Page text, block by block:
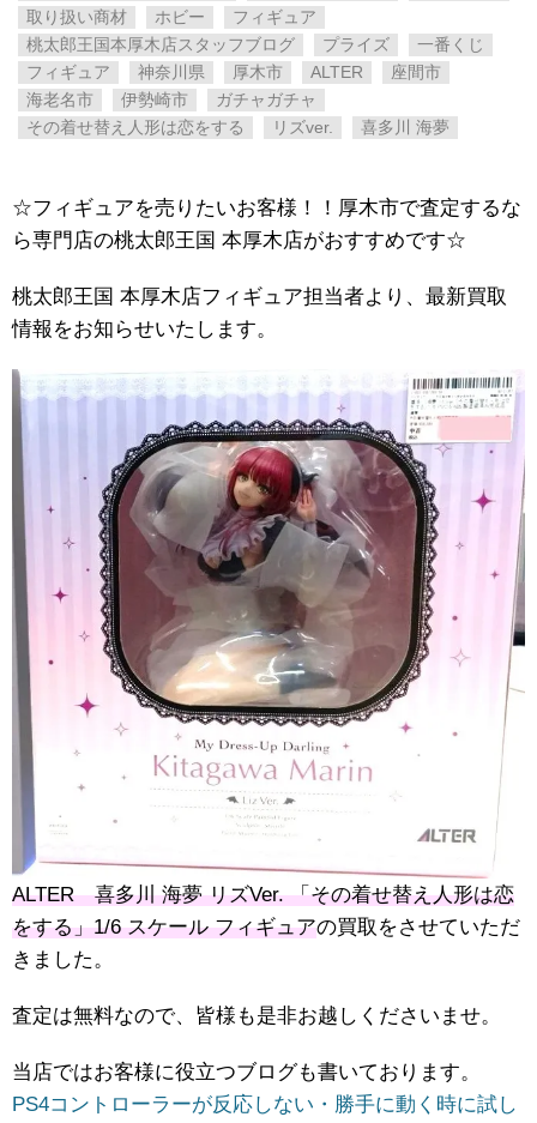
取り扱い商材
ホビー
フィギュア
桃太郎王国本厚木店スタッフブログ
プライズ
一番くじ
フィギュア
神奈川県 厚木市 ALTER
座間市
海老名市
伊勢崎市
ガチャガチャ
その着せ替え人形は恋をする
リズver. 喜多川 海夢
☆フィギュアを売りたいお客様！！厚木市で査定するな
ら専門店の桃太郎王国 本厚木店がおすすめです☆
桃太郎王国 本厚木店フィギュア担当者より、最新買取
情報をお知らせいたします。
ALTER 喜多川 海夢 リズVer. 「その着せ替え人形は恋
をする」1/6 スケール フィギュアの買取をさせていただ
きました。
査定は無料なので、皆様も是非お越しくださいませ。
当店ではお客様に役立つブログも書いております。
PS4コントローラーが反応しない・勝手に動く時に試し